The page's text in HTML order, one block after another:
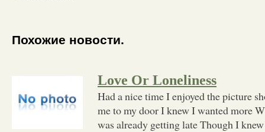
Похожие новости.
Love Or Loneliness
Had a nice time I enjoyed the picture
me to my door I knew I wanted more
was already getting late Though I